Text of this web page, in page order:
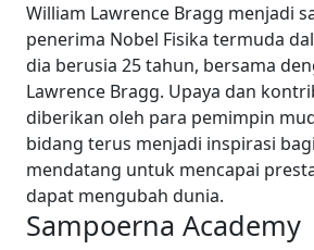
William Lawrence Bragg menjadi
penerima Nobel Fisika termuda
dia berusia 25 tahun, bersama
Lawrence Bragg. Upaya dan
diberikan oleh para pemimpin
bidang terus menjadi inspirasi
mendatang untuk mencapai
dapat mengubah dunia.
Sampoerna Academy